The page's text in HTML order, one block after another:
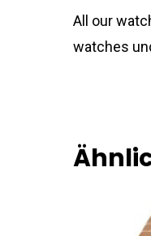
All our
watches